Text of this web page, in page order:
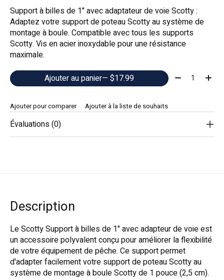
Support à billes de 1" avec adaptateur de voie Scotty :
Adaptez votre support de poteau Scotty au système de
montage à boule. Compatible avec tous les supports
Scotty. Vis en acier inoxydable pour une résistance
maximale.
Ajouter au panier
— $17.99 Quantité:
Ajouter pour comparer Ajouter à la liste de souhaits
Évaluations (0)
Description
Le Scotty Support à billes de 1" avec adapteur de voie est
un accessoire polyvalent conçu pour améliorer la flexibilité
de votre équipement de pêche. Ce support permet
d'adapter facilement votre support de poteau Scotty au
système de montage à boule Scotty de 1 pouce (2,5 cm).